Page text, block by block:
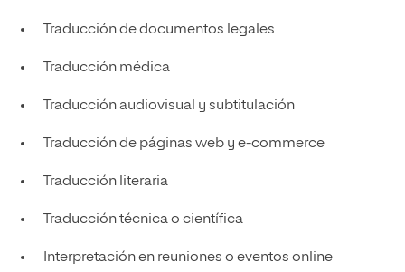
Traducción de documentos legales
Traducción médica
Traducción audiovisual y subtitulación
Traducción de páginas web y e-commerce
Traducción literaria
Traducción técnica o científica
Interpretación en reuniones o eventos online